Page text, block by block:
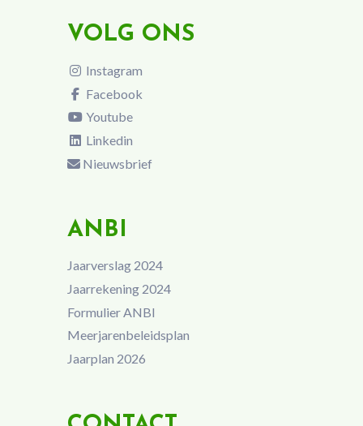
VOLG ONS
Instagram
Facebook
Youtube
Linkedin
Nieuwsbrief
ANBI
Jaarverslag 2024
Jaarrekening 2024
Formulier ANBI
Meerjarenbeleidsplan
Jaarplan 2026